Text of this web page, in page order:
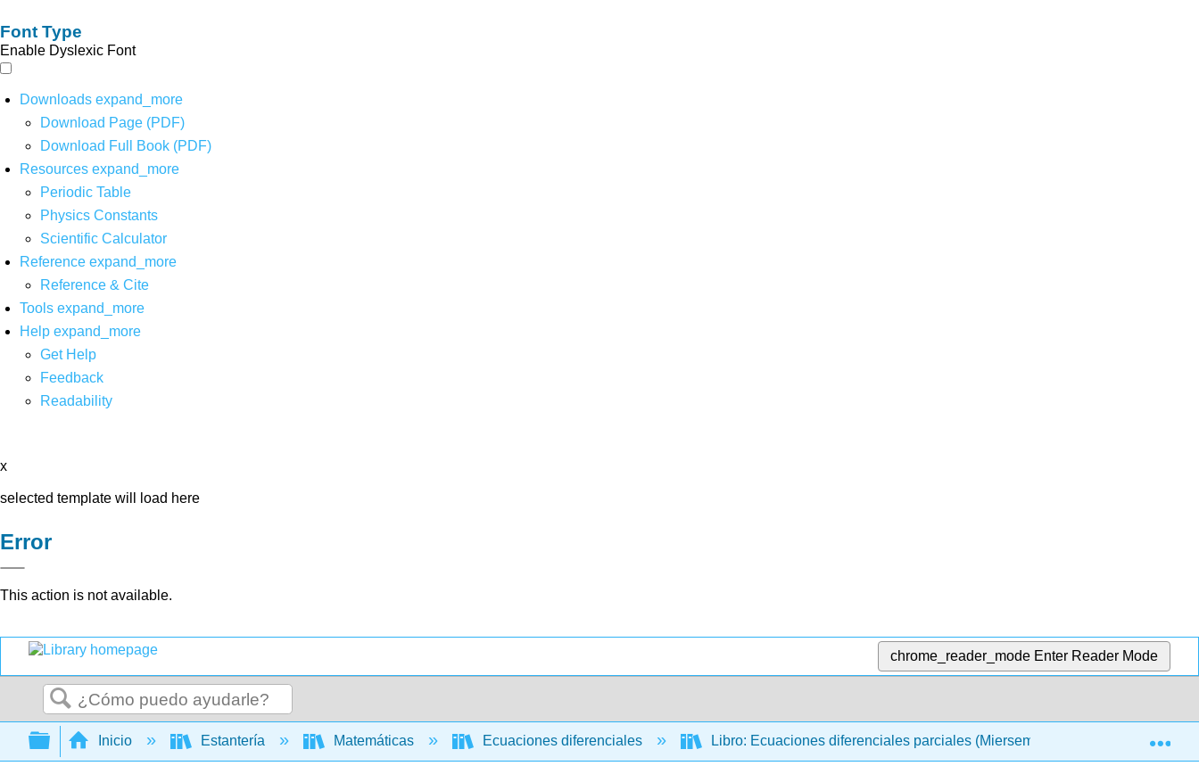
Font Type
Enable Dyslexic Font
Downloads expand_more
Download Page (PDF)
Download Full Book (PDF)
Resources expand_more
Periodic Table
Physics Constants
Scientific Calculator
Reference expand_more
Reference & Cite
Tools expand_more
Help expand_more
Get Help
Feedback
Readability
x
selected template will load here
Error
This action is not available.
chrome_reader_mode Enter Reader Mode
Buscar
Expandir/contraer jerarquía global
Inicio Estantería Matemáticas Ecuaciones diferenciales Libro: Ecuaciones diferenciales parciales (Miersemann) 7: